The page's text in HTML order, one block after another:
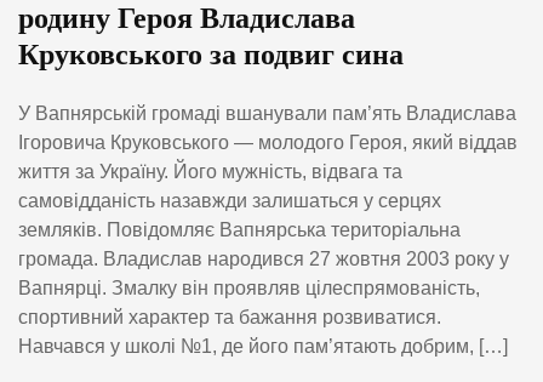
родину Героя Владислава
Круковського за подвиг сина
У Вапнярській громаді вшанували пам’ять Владислава
Ігоровича Круковського — молодого Героя, який віддав
життя за Україну. Його мужність, відвага та
самовідданість назавжди залишаться у серцях
земляків. Повідомляє Вапнярська територіальна
громада. Владислав народився 27 жовтня 2003 року у
Вапнярці. Змалку він проявляв цілеспрямованість,
спортивний характер та бажання розвиватися.
Навчався у школі №1, де його пам’ятають добрим, […]